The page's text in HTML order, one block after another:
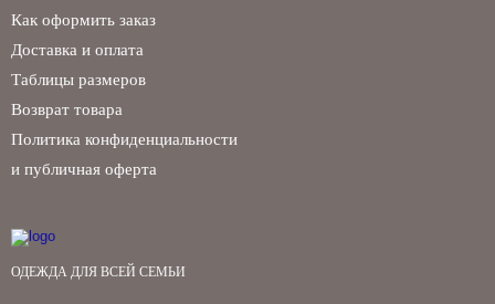
ОДЕЖДА ДЛЯ ВСЕЙ СЕМЬИ
Как оформить заказ
Доставка и оплата
Таблицы размеров
Возврат товара
Политика конфиденциальности
и публичная оферта